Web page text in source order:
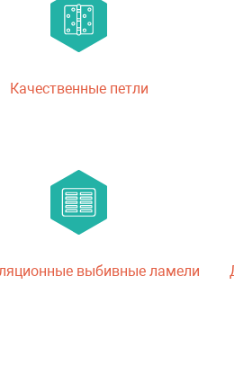
Качественные петли
выбивные ламели